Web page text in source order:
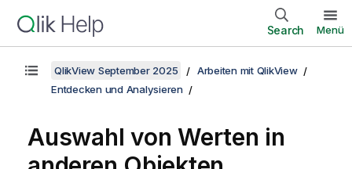
Search Menü
QlikView September 2025
Arbeiten mit QlikView
Entdecken und Analysieren
Auswahl von Werten in